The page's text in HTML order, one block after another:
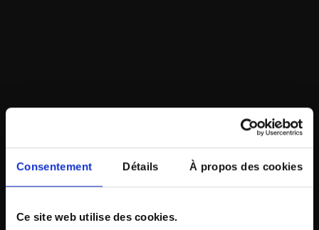
Consentement Détails À propos des cookies
Ce site web utilise des cookies.